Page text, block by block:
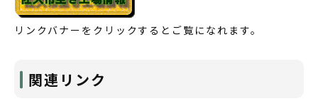
リンクバナーをクリックするとご覧になれます。
関連リンク